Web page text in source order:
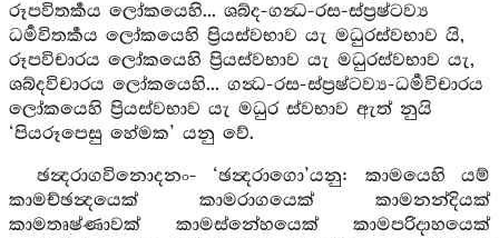
රූපවිතර්‍කය ලෝකයෙහි... ශබ්ද-ගන්‍ධ-රස-ස්ප්‍රෂ්ටව්‍ය
ධර්‍මවිතර්‍කය ලෝකයෙහි ප්‍රියස්වභාව යැ මධුරස්වභාව යි,
රූපවිචාරය ලෝකයෙහි ප්‍රියස්වභාව යැ මධුරස්වභාව යැ,
ශබ්දවිචාරය ලෝකයෙහි... ගන්‍ධ-රස-ස්ප්‍රෂ්ටව්‍ය-ධර්‍මවිචාරය
ලෝකයෙහි ප්‍රියස්වභාව යැ මධුර ස්වභාව ඇත් නුයි
‘පියරූපෙසු හේමක’ යනු වේ.
ඡන්‍දරාගවිනොදනං- ‘ඡන්‍දරාගො’යනු: කාමයෙහි යම්
කාමච්ඡන්‍දයෙක් කාමරාගයෙක් කාමනන්දියක්
කාමතෘෂ්ණාවක් කාමස්නේහයෙක් කාමපරිදාහයෙක්